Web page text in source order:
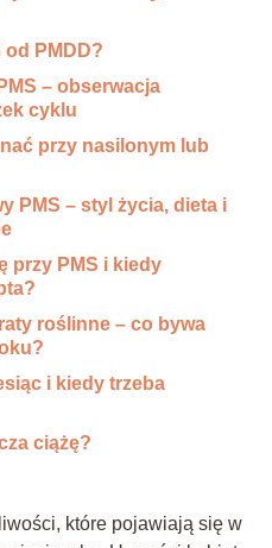
od PMDD?
– obserwacja
cyklu
przy nasilonym lub
PMS – styl życia, dieta i
przy PMS i kiedy
roślinne – co bywa
i kiedy trzeba
ciążę?
które pojawiają się w